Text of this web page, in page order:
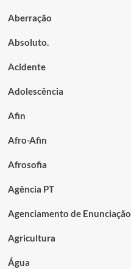
Aberração
Absoluto.
Acidente
Adolescência
Afin
Afro-Afin
Afrosofia
Agência PT
Agenciamento de Enunciação
Agricultura
Água